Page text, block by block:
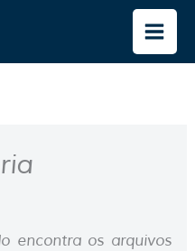
encontra os arquivos